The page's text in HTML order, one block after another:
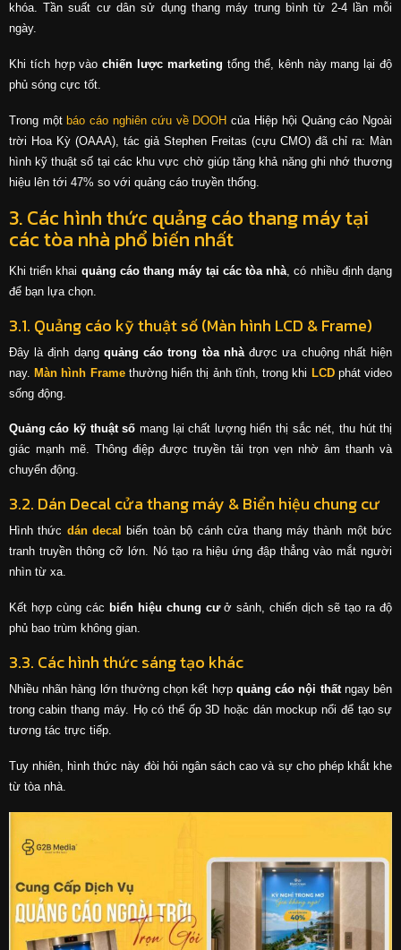
khóa. Tần suất cư dân sử dụng thang máy trung bình từ 2-4 lần mỗi
ngày.
Khi tích hợp vàochiến lược marketing tổng thể, kênh này mang lại độ
phủ sóng cực tốt.
Trong một báo cáo nghiên cứu về DOOH của Hiệp hội Quảng cáo Ngoài
trời Hoa Kỳ (OAAA), tác giả Stephen Freitas (cựu CMO) đã chỉ ra: Màn
hình kỹ thuật số tại các khu vực chờ giúp tăng khả năng ghi nhớ thương
hiệu lên tới 47% so với quảng cáo truyền thống.
3. Các hình thức quảng cáo thang máy tại
các tòa nhà phổ biến nhất
Khi triển khai quảng cáo thang máy tại các tòa nhà , có nhiều định dạng
để bạn lựa chọn.
3.1. Quảng cáo kỹ thuật số (Màn hình LCD & Frame)
Đây là định dạng quảng cáo trong tòa nhàđược ưa chuộng nhất hiện
nay.Màn hình Framethường hiển thị ảnh tĩnh, trong khi LCDphát video
sống động.
Quảng cáo kỹ thuật số mang lại chất lượng hiển thị sắc nét, thu hút thị
giác mạnh mẽ. Thông điệp được truyền tải trọn vẹn nhờ âm thanh và
chuyển động.
3.2. Dán Decal cửa thang máy & Biển hiệu chung cư
Hình thức dán decal
biến toàn bộ cánh cửa thang máy thành một bức
tranh truyền thông cỡ lớn. Nó tạo ra hiệu ứng đập thẳng vào mắt người
nhìn từ xa.
Kết hợp cùng các biển hiệu chung cưở sảnh, chiến dịch sẽ tạo ra độ
phủ bao trùm không gian.
3.3. Các hình thức sáng tạo khác
Nhiều nhãn hàng lớn thường chọn kết hợp quảng cáo nội thấtngay bên
trong cabin thang máy. Họ có thể ốp 3D hoặc dán mockup nổi để tạo sự
tương tác trực tiếp.
Tuy nhiên, hình thức này đòi hỏi ngân sách cao và sự cho phép khắt khe
từ tòa nhà.